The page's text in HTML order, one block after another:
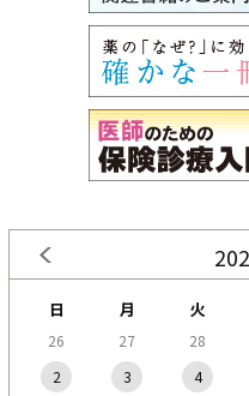
日 月 火
26 27 28
2
3 4